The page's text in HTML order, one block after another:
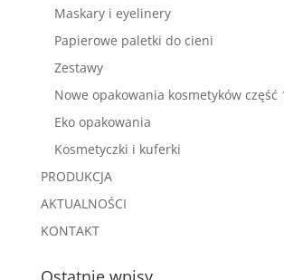
Maskary i eyelinery
Papierowe paletki do cieni
Zestawy
Nowe opakowania kosmetyków część
Eko opakowania
Kosmetyczki i kuferki
PRODUKCJA
AKTUALNOŚCI
KONTAKT